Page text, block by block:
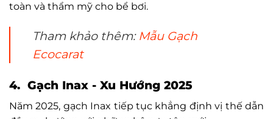
toàn và thẩm mỹ cho bể bơi.
Tham khảo thêm: Mẫu Gạch
Ecocarat
4. Gạch Inax - Xu Hướng 2025
Năm 2025, gạch Inax tiếp tục khẳng định vị thế dẫn